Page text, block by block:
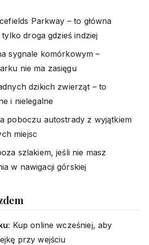
Parkway – to główna
droga gdzieś indziej
sygnale komórkowym –
nie ma zasięgu
dzikich zwierząt – to
i nielegalne
poboczu autostrady z wyjątkiem
miejsc
szlakiem, jeśli nie masz
w nawigacji górskiej
: Kup online wcześniej, aby
przy wejściu